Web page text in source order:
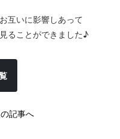
互いに影響しあって
ることができました♪
記事へ